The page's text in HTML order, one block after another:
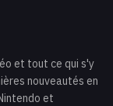
et tout ce qui s'y
nouveautés en
et